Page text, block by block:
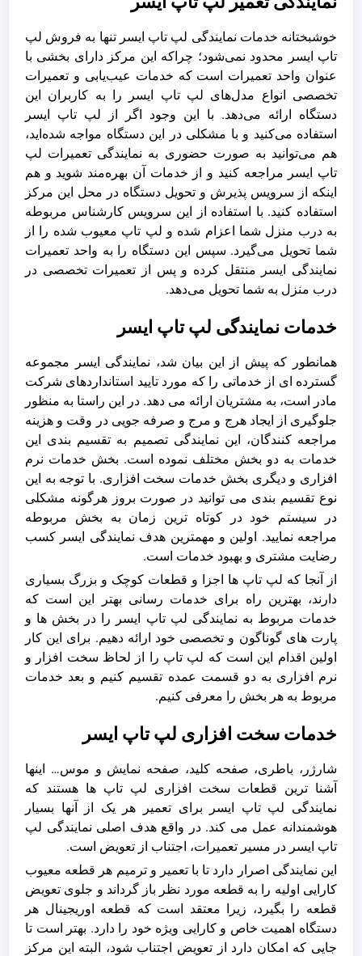
خوشبختانه خدمات نمایندگی لپ تاپ ایسر تنها به فروش لپ
تاپ ایسر محدود نمی‌شود؛ چراکه این مرکز دارای بخشی با
عنوان واحد تعمیرات است که خدمات عیب‌یابی و تعمیرات
تخصصی انواع مدل‌های لپ تاپ ایسر را به کاربران این
دستگاه ارائه می‌دهد. با این وجود اگر از لپ تاپ ایسر
استفاده می‌کنید و با مشکلی در این دستگاه مواجه شده‌اید،
هم می‌توانید به صورت حضوری به نمایندگی تعمیرات لپ
تاپ ایسر مراجعه کنید و از خدمات آن بهره‌مند شوید و هم
اینکه از سرویس پذیرش و تحویل دستگاه در محل این مرکز
استفاده کنید. با استفاده از این سرویس کارشناس مربوطه
به درب منزل شما اعزام شده و لپ تاپ معیوب شده را از
شما تحویل می‌گیرد. سپس این دستگاه را به واحد تعمیرات
نمایندگی ایسر منتقل کرده و پس از تعمیرات تخصصی در
درب منزل به شما تحویل می‌دهد.
خدمات نمایندگی لپ تاپ ایسر
همانطور که پیش از این بیان شد، نمایندگی ایسر مجموعه
گسترده ای از خدماتی را که مورد تایید استانداردهای شرکت
مادر است، به مشتریان ارائه می دهد. در این راستا به منظور
جلوگیری از ایجاد هرج و مرج و صرفه جویی در وقت و هزینه
مراجعه کنندگان، این نمایندگی تصمیم به تقسیم بندی این
خدمات به دو بخش مختلف نموده است. بخش خدمات نرم
افزاری و دیگری بخش خدمات سخت افزاری. با توجه به این
نوع تقسیم بندی می توانید در صورت بروز هرگونه مشکلی
در سیستم خود در کوتاه ترین زمان به بخش مربوطه
مراجعه نمایید. اولین و مهمترین هدف نمایندگی ایسر کسب
رضایت مشتری و بهبود خدمات است.
از آنجا که لپ تاپ ها اجزا و قطعات کوچک و بزرگ بسیاری
دارند، بهترین راه برای خدمات رسانی بهتر این است که
خدمات مربوط به نمایندگی لپ تاپ ایسر را در بخش ها و
پارت های گوناگون و تخصصی خود ارائه دهیم. برای این کار
اولین اقدام این است که لپ تاپ را از لحاظ سخت افزار و
نرم افزاری به دو قسمت عمده تقسیم کنیم و بعد خدمات
مربوط به هر بخش را معرفی کنیم.
خدمات سخت افزاری لپ تاپ ایسر
شارژر، باطری، صفحه کلید، صفحه نمایش و موس… اینها
آشنا ترین قطعات سخت افزاری لپ تاپ ها هستند که
نمایندگی لپ تاپ ایسر برای تعمیر هر یک از آنها بسیار
هوشمندانه عمل می کند. در واقع هدف اصلی نمایندگی لپ
تاپ ایسر در مسیر تعمیرات، اجتناب از تعویض است.
این نمایندگی اصرار دارد تا با تعمیر و ترمیم هر قطعه معیوب
کارایی اولیه را به قطعه مورد نظر باز گرداند و جلوی تعویض
قطعه را بگیرد، زیرا معتقد است که قطعه اوریجینال هر
دستگاه اهمیت خاص و کارایی ویژه خود را دارد. بهتر است تا
جایی که امکان دارد از تعویض اجتناب شود، البته این مرکز